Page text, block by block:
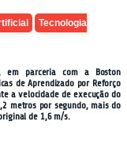
Tecnologia
em parceria com a Boston
de Aprendizado por Reforço
a velocidade de execução do
metros por segundo, mais do
de 1,6 m/s.